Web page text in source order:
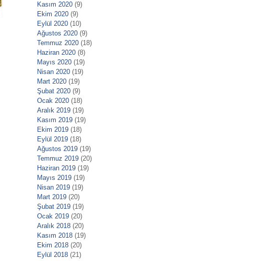
Kasım 2020 (9)
Ekim 2020 (9)
Eylül 2020 (10)
Ağustos 2020 (9)
Temmuz 2020 (18)
Haziran 2020 (8)
Mayıs 2020 (19)
Nisan 2020 (19)
Mart 2020 (19)
Şubat 2020 (9)
Ocak 2020 (18)
Aralık 2019 (19)
Kasım 2019 (19)
Ekim 2019 (18)
Eylül 2019 (18)
Ağustos 2019 (19)
Temmuz 2019 (20)
Haziran 2019 (19)
Mayıs 2019 (19)
Nisan 2019 (19)
Mart 2019 (20)
Şubat 2019 (19)
Ocak 2019 (20)
Aralık 2018 (20)
Kasım 2018 (19)
Ekim 2018 (20)
Eylül 2018 (21)